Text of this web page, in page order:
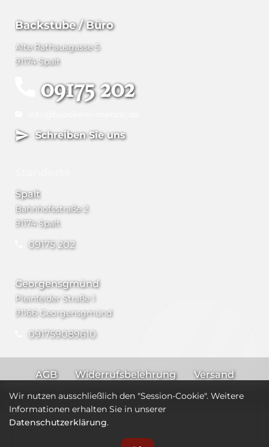
Backstube / Büro
Alte Rathausgasse 5
91174 Spalt
09175 202
Schreiben Sie uns
Spalt
Bahnhofsstraße 2
91174 Spalt
09175 202
Georgensgmünd
Pleinfelder Straße 1
91166 Georgensgmünd
091759089610
AGB Widerrufsbelehrung
Versand
Impressum
Datenschutz
Wir nutzen ausschließlich den "Session-Cookie". Weitere
Informationen erhalten Sie in unserer
Datenschutzerklärung.